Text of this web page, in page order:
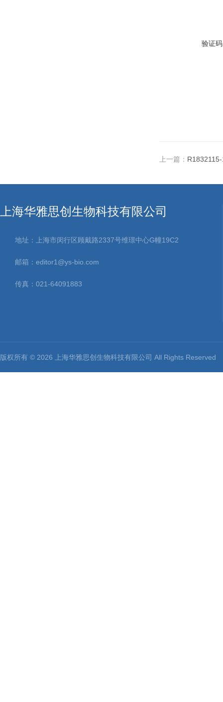
验证
上一篇：
上海华雅思创生物科技有限公司
地址：上海市闵行区顾戴路2337号维璟中心G幢19C2
邮箱：editor1@ys-bio.com
传真：021-64091883
版权所有 © 2026 上海华雅思创生物科技有限公司 All Rights